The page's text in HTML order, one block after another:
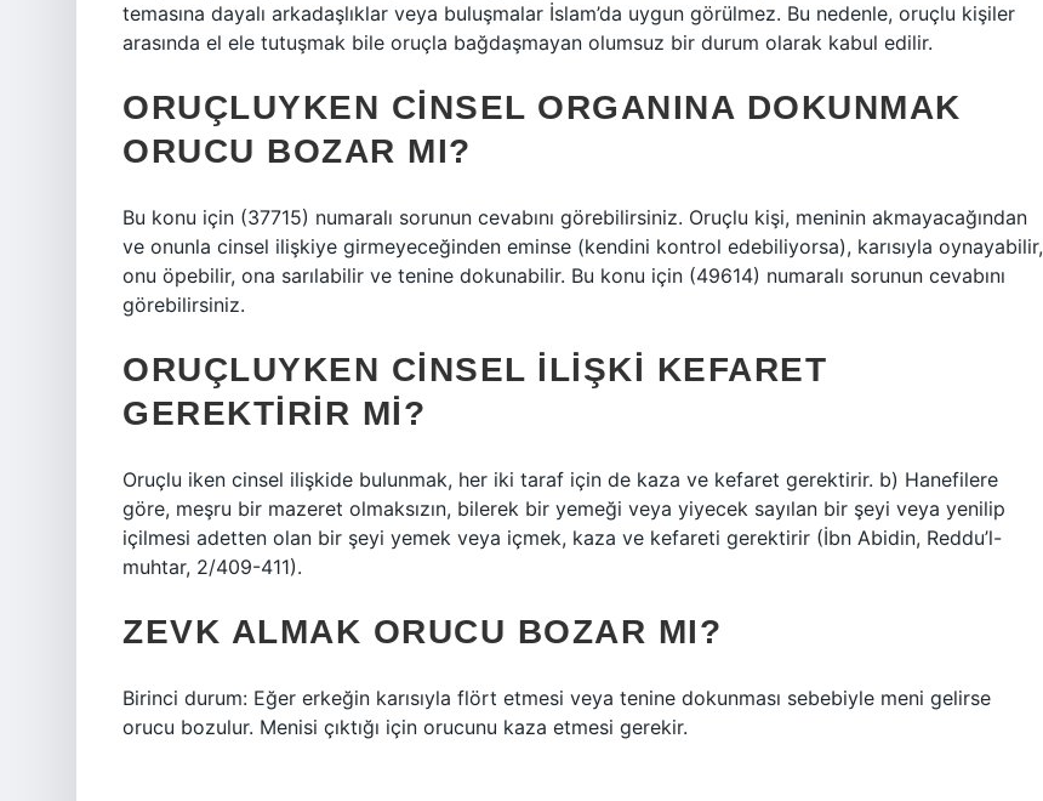
temasına dayalı arkadaşlıklar veya buluşmalar İslam’da uygun görülmez. Bu nedenle, oruçlu kişiler
arasında el ele tutuşmak bile oruçla bağdaşmayan olumsuz bir durum olarak kabul edilir.
ORUÇLUYKEN CINSEL ORGANINA DOKUNMAK
ORUCU BOZAR MI?
Bu konu için (37715) numaralı sorunun cevabını görebilirsiniz. Oruçlu kişi, meninin akmayacağından
ve onunla cinsel ilişkiye girmeyeceğinden eminse (kendini kontrol edebiliyorsa), karısıyla oynayabilir,
onu öpebilir, ona sarılabilir ve tenine dokunabilir. Bu konu için (49614) numaralı sorunun cevabını
görebilirsiniz.
ORUÇLUYKEN CINSEL ILIŞKI KEFARET
GEREKTIRIR MI?
Oruçlu iken cinsel ilişkide bulunmak, her iki taraf için de kaza ve kefaret gerektirir. b) Hanefilere
göre, meşru bir mazeret olmaksızın, bilerek bir yemeği veya yiyecek sayılan bir şeyi veya yenilip
içilmesi adetten olan bir şeyi yemek veya içmek, kaza ve kefareti gerektirir (İbn Abidin, Reddu’l-
muhtar, 2/409-411).
ZEVK ALMAK ORUCU BOZAR MI?
Birinci durum: Eğer erkeğin karısıyla flört etmesi veya tenine dokunması sebebiyle meni gelirse
orucu bozulur. Menisi çıktığı için orucunu kaza etmesi gerekir.